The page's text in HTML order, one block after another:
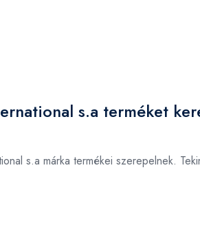
s.a terméket
s.a márka termékei szerepelnek.